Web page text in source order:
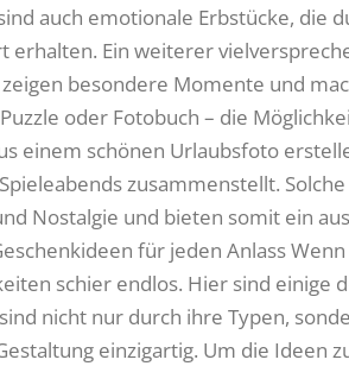
auch emotionale Erbstücke, die
erhalten. Ein weiterer
besondere Momente und
oder Fotobuch – die
einem schönen Urlaubsfoto
zusammenstellt.
Nostalgie und bieten somit ein
für jeden Anlass
schier endlos. Hier sind
nicht nur durch ihre Typen,
einzigartig. Um die Ideen